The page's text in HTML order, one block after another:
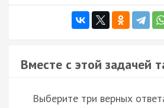
Вместе с этой задачей
Выберите три верных